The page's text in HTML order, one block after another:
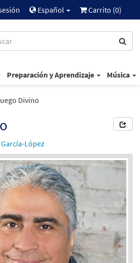
Español Carrito (0)
Preparación y Aprendizaje Música
Divino
García-López